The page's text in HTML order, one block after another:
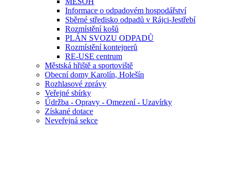
Informace o odpadovém hospodářství
Sběrné středisko odpadů v Rájci-Jestřebí
Rozmístění košů
PLÁN SVOZU ODPADŮ
Rozmístění kontejnerů
RE-USE centrum
Městská hřiště a sportoviště
Obecní domy Karolín, Holešín
Rozhlasové zprávy
Veřejné sbírky
Údržba - Opravy - Omezení - Uzavírky
Získané dotace
Neveřejná sekce